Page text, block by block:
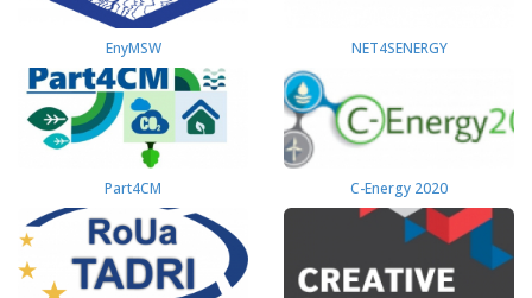
EnyMSW NET4SENERGY
Part4СМ C-Energy 2020